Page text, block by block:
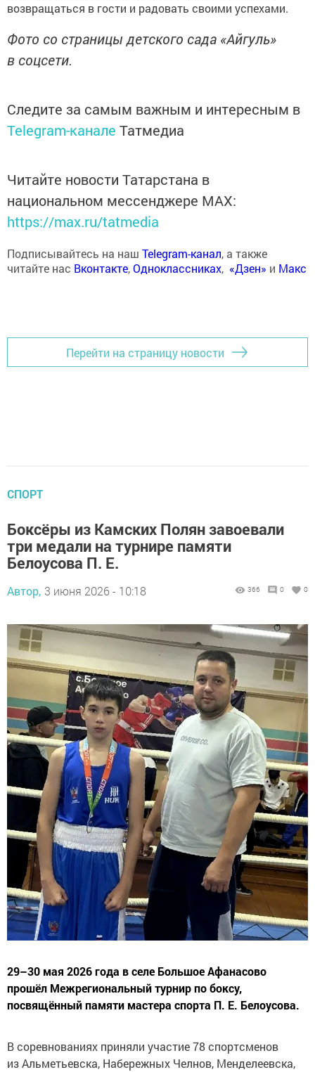
возвращаться в гости и радовать своими успехами.
Фото со страницы детского сада «Айгуль»
в соцсети.
Следите за самым важным и интересным в
Telegram-канале Татмедиа
Читайте новости Татарстана в
национальном мессенджере MАХ:
https://max.ru/tatmedia
Подписывайтесь на наш Telegram-канал, а также
читайте нас Вконтакте,Одноклассниках, «Дзен» и Макс
Перейти на страницу новости
СПОРТ
Боксёры из Камских Полян завоевали
три медали на турнире памяти
Белоусова П. Е.
Автор, 3 июня 2026 - 10:18 366 0 0
29–30 мая 2026 года в селе Большое Афанасово
прошёл Межрегиональный турнир по боксу,
посвящённый памяти мастера спорта П. Е. Белоусова.
В соревнованиях приняли участие 78 спортсменов
из Альметьевска, Набережных Челнов, Менделеевска,